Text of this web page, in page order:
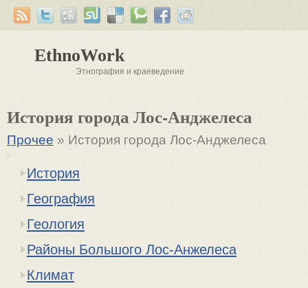
EthnoWork
Этнография и краеведение
История города Лос-Анджелеса
Прочее » История города Лос-Анджелеса
История
География
Геология
Районы Большого Лос-Анжелеса
Климат